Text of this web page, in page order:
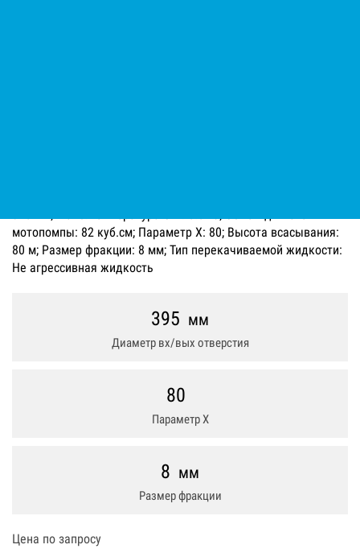
мотопомпы: 82 куб.см; Параметр Х: 80; Высота всасывания:
80 м; Размер фракции: 8 мм; Тип перекачиваемой жидкости:
Не агрессивная жидкость
395 мм
Диаметр вх/вых отверстия
80
Параметр Х
8 мм
Размер фракции
Цена по запросу